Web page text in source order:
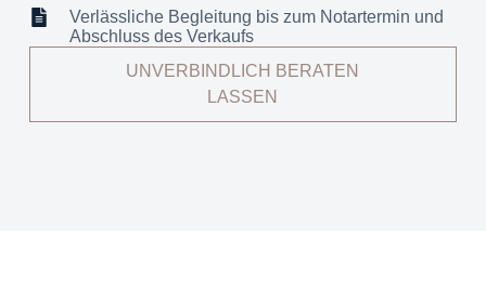
Verlässliche Begleitung bis zum Notartermin und
Abschluss des Verkaufs
UNVERBINDLICH BERATEN
LASSEN